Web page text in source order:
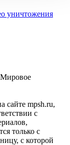
уничтожения
сайте mpsh.ru,
с
только с
с которой